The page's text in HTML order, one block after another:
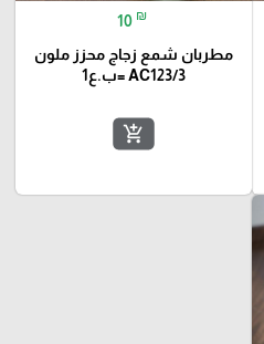
10 ₪
مطربان شمع زجاج محزز ملون
AC123/3 =ب.ع1
add_shopping_cart